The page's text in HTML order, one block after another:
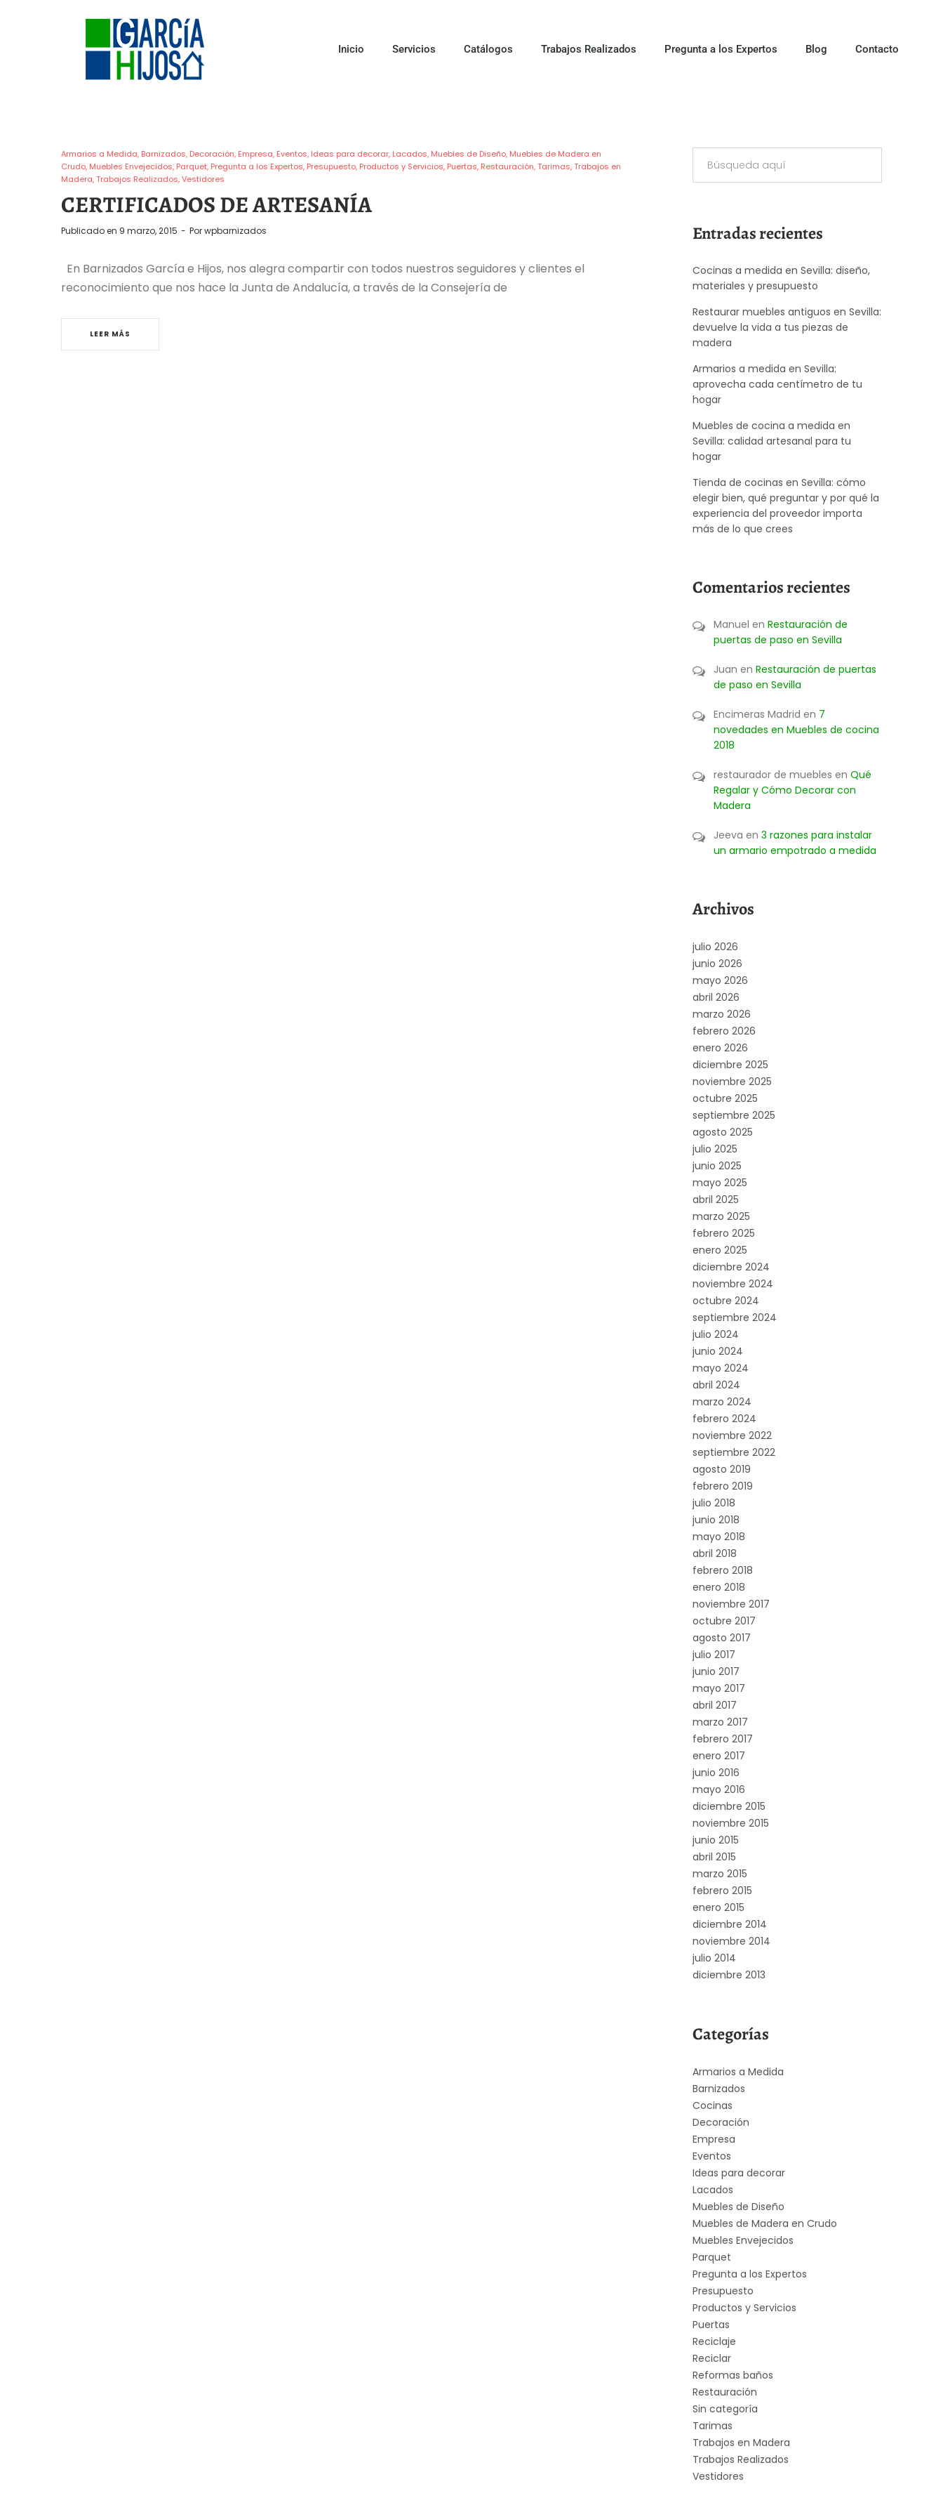
Inicio Servicios Catálogos Trabajos Realizados Pregunta a los Expertos Blog Contacto
Armarios a Medida Barnizados Decoración Empresa Eventos Ideas para decorar Lacados Muebles de Diseño Muebles de Madera en
Crudo Muebles Envejecidos Parquet Pregunta a los Expertos Presupuesto Productos y Servicios Puertas Restauración Tarimas Trabajos en
Madera Trabajos Realizados Vestidores
CERTIFICADOS DE ARTESANÍA
Publicado en 9 marzo, 2015 Porwpbarnizados
En Barnizados García e Hijos, nos alegra compartir con todos nuestros seguidores y clientes el
reconocimiento que nos hace la Junta de Andalucía, a través de la Consejería de
LEER MÁS
Entradas recientes
Cocinas a medida en Sevilla: diseño,
materiales y presupuesto
Restaurar muebles antiguos en Sevilla:
devuelve la vida a tus piezas de
madera
Armarios a medida en Sevilla:
aprovecha cada centímetro de tu
hogar
Muebles de cocina a medida en
Sevilla: calidad artesanal para tu
hogar
Tienda de cocinas en Sevilla: cómo
elegir bien, qué preguntar y por qué la
experiencia del proveedor importa
más de lo que crees
Comentarios recientes
Manuel en Restauración de
puertas de paso en Sevilla
Juan en Restauración de puertas
de paso en Sevilla
Encimeras Madrid en 7
novedades en Muebles de cocina
2018
restaurador de muebles en Qué
Regalar y Cómo Decorar con
Madera
Jeeva en 3 razones para instalar
un armario empotrado a medida
Archivos
julio 2026
junio 2026
mayo 2026
abril 2026
marzo 2026
febrero 2026
enero 2026
diciembre 2025
noviembre 2025
octubre 2025
septiembre 2025
agosto 2025
julio 2025
junio 2025
mayo 2025
abril 2025
marzo 2025
febrero 2025
enero 2025
diciembre 2024
noviembre 2024
octubre 2024
septiembre 2024
julio 2024
junio 2024
mayo 2024
abril 2024
marzo 2024
febrero 2024
noviembre 2022
septiembre 2022
agosto 2019
febrero 2019
julio 2018
junio 2018
mayo 2018
abril 2018
febrero 2018
enero 2018
noviembre 2017
octubre 2017
agosto 2017
julio 2017
junio 2017
mayo 2017
abril 2017
marzo 2017
febrero 2017
enero 2017
junio 2016
mayo 2016
diciembre 2015
noviembre 2015
junio 2015
abril 2015
marzo 2015
febrero 2015
enero 2015
diciembre 2014
noviembre 2014
julio 2014
diciembre 2013
Categorías
Armarios a Medida
Barnizados
Cocinas
Decoración
Empresa
Eventos
Ideas para decorar
Lacados
Muebles de Diseño
Muebles de Madera en Crudo
Muebles Envejecidos
Parquet
Pregunta a los Expertos
Presupuesto
Productos y Servicios
Puertas
Reciclaje
Reciclar
Reformas baños
Restauración
Sin categoría
Tarimas
Trabajos en Madera
Trabajos Realizados
Vestidores